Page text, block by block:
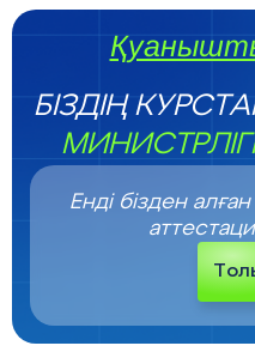
БІЗДІҢ
Енді бізден